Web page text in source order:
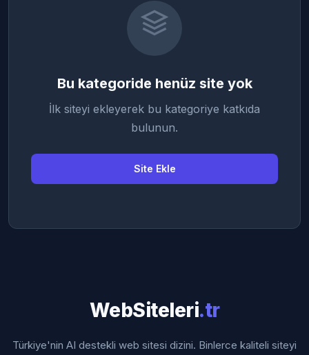
Bu kategoride henüz site yok
İlk siteyi ekleyerek bu kategoriye katkıda
bulunun.
Site Ekle
WebSiteleri.tr
Türkiye'nin AI destekli web sitesi dizini. Binlerce kaliteli siteyi